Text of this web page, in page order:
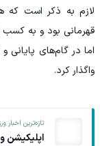
لازم به ذکر است که
اما در گام‌های پایانی
واگذار کرد.
تازه‌ترین اخبار
اپلیکیشن